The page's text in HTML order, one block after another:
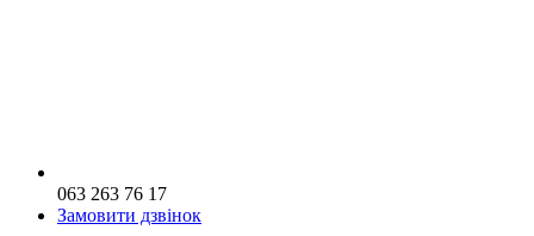
063 263 76 17
Замовити дзвінок